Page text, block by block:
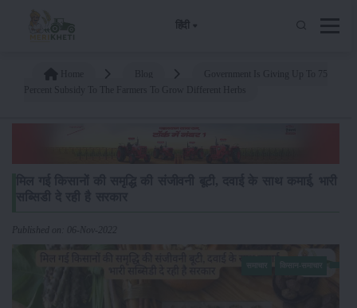
हिंदी
Published on: 06-Nov-2022